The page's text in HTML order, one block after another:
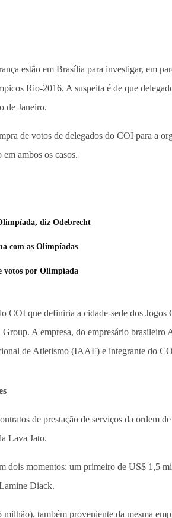
estão em Brasília para investigar, em
Rio-2016. A suspeita é de que
de Janeiro.
de votos de delegados do COI para
ambos os casos.
diz Odebrecht
com as Olimpíadas
votos por Olimpíada
COI que definiria a cidade-sede dos
A empresa, do empresário
de Atletismo (IAAF) e integrante do
de prestação de serviços da ordem
Lava Jato.
dois momentos: um primeiro de US$ 1,5
Diack.
também proveniente da mesma